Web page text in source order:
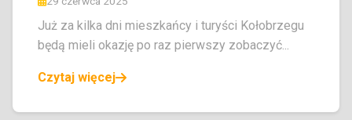
Już za kilka dni mieszkańcy i turyści Kołobrzegu
będą mieli okazję po raz pierwszy zobaczyć...
Czytaj więcej